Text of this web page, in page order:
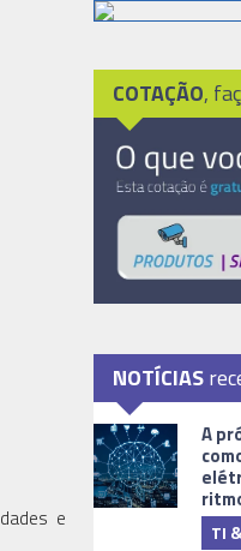
e
COTAÇÃO,
NOTÍCIAS
A
TI